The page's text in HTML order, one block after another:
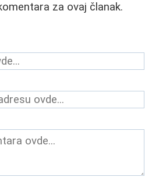
za ovaj članak.